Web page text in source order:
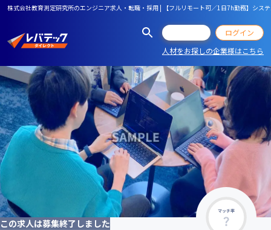
株式会社教育測定研究所のエンジニア求人・転職・採用 | 【フルリモート可／1日7h勤務】シ
ログイン
人材をお探しの企業様はこちら
マッチ率
この求人は募集終了しました